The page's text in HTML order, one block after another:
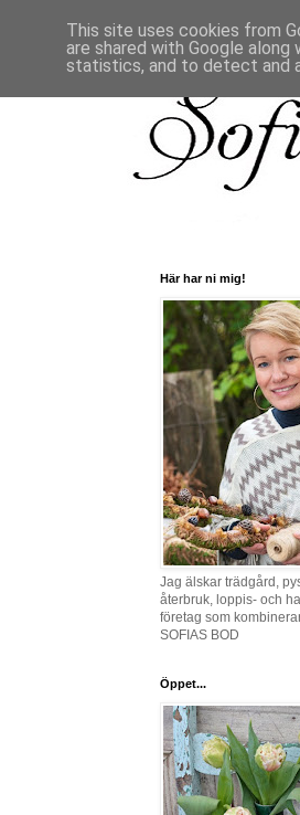
Här har ni mig!
Jag älskar trädgård,
återbruk, loppis- och
företag som
SOFIAS BOD
Öppet...
This site uses cookies from
are shared with Google
statistics, and to detect and